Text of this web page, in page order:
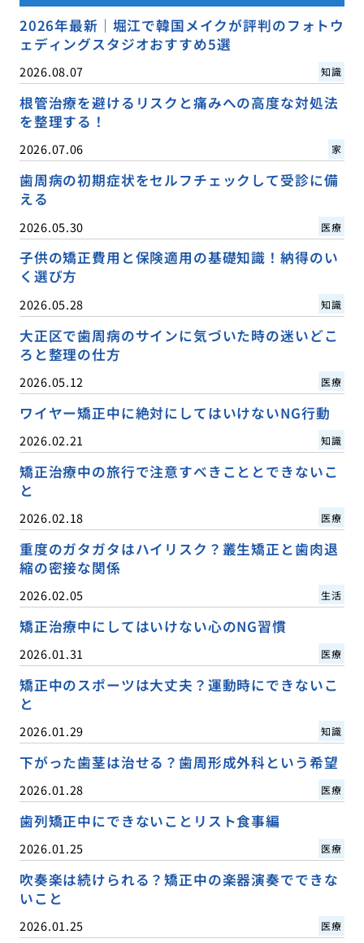
2026年最新｜堀江で韓国メイクが評判のフォトウ
ェディングスタジオおすすめ5選
2026.08.07 知識
根管治療を避けるリスクと痛みへの高度な対処法
を整理する！
2026.07.06 家
歯周病の初期症状をセルフチェックして受診に備
える
2026.05.30 医療
子供の矯正費用と保険適用の基礎知識！納得のい
く選び方
2026.05.28 知識
大正区で歯周病のサインに気づいた時の迷いどこ
ろと整理の仕方
2026.05.12 医療
ワイヤー矯正中に絶対にしてはいけないNG行動
2026.02.21 知識
矯正治療中の旅行で注意すべきこととできないこ
と
2026.02.18 医療
重度のガタガタはハイリスク？叢生矯正と歯肉退
縮の密接な関係
2026.02.05 生活
矯正治療中にしてはいけない心のNG習慣
2026.01.31 医療
矯正中のスポーツは大丈夫？運動時にできないこ
と
2026.01.29 知識
下がった歯茎は治せる？歯周形成外科という希望
2026.01.28 医療
歯列矯正中にできないことリスト食事編
2026.01.25 医療
吹奏楽は続けられる？矯正中の楽器演奏でできな
いこと
2026.01.25 医療